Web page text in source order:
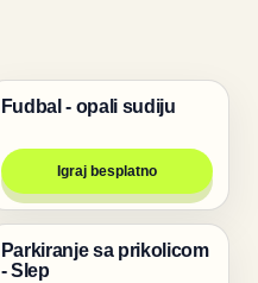
Igre
Fudbal - opali sudiju
Igraj besplatno
Trke
Parkiranje sa prikolicom
- Slep